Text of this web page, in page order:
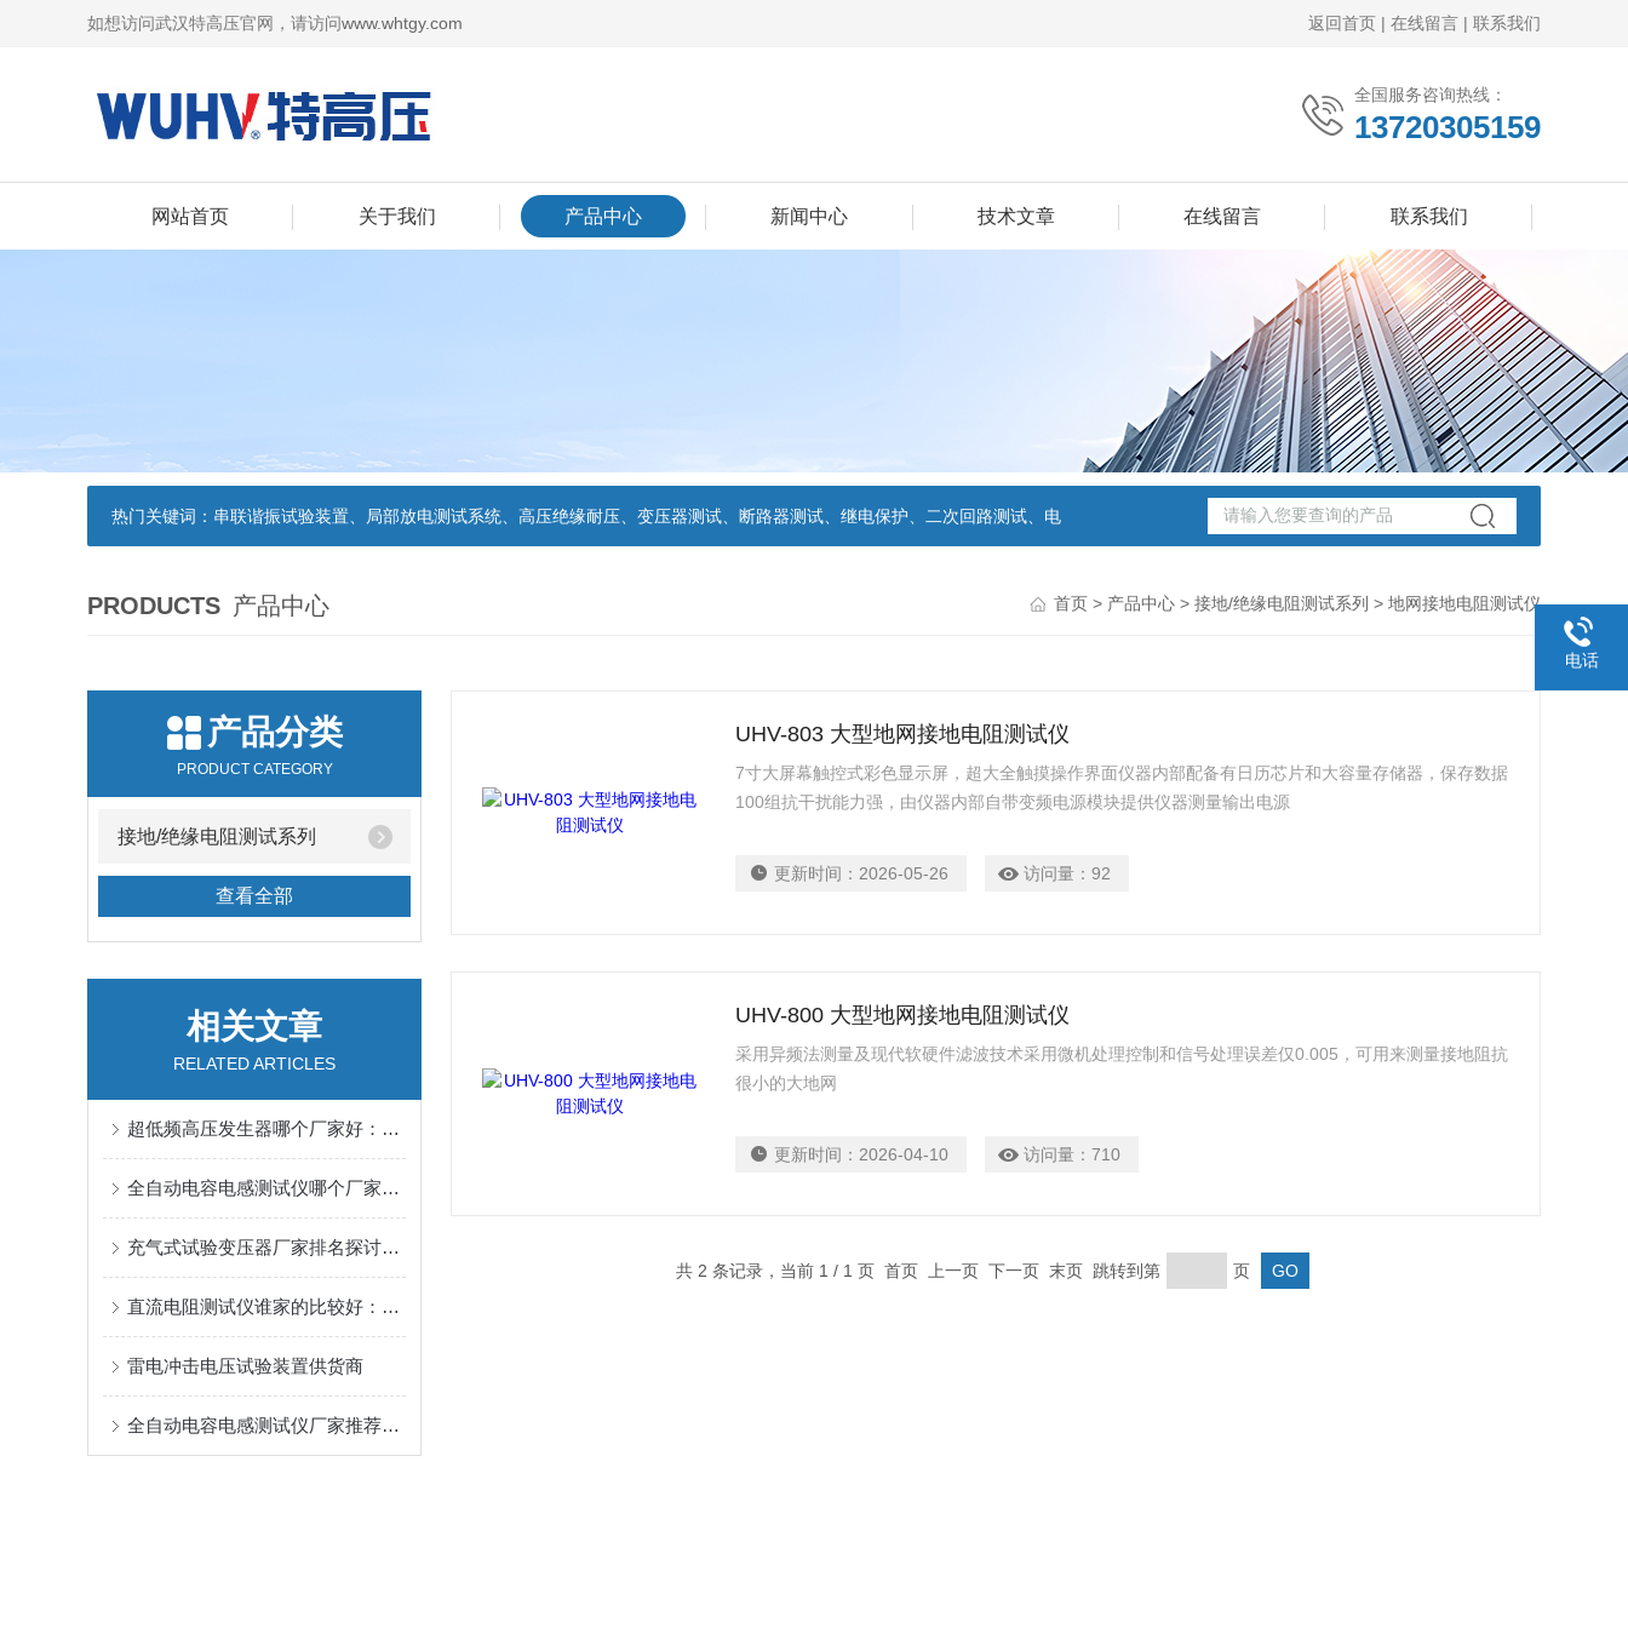
如想访问武汉特高压官网，请访问www.whtgy.com 返回首页 | 在线留言 | 联系我们
全国服务咨询热线：
13720305159
网站首页 关于我们 产品中心 新闻中心 技术文章 在线留言 联系我们
热门关键词： 串联谐振试验装置、局部放电测试系统、高压绝缘耐压、变压器测试、断路器测试、继电保护、二次回路测试、电
PRODUCTS 产品中心 首页 > 产品中心 > 接地/绝缘电阻测试系列 > 地网接地电阻测试仪
产品分类
PRODUCT CATEGORY
接地/绝缘电阻测试系列
查看全部
相关文章
RELATED ARTICLES
超低频高压发生器哪个厂家好：为何这家企业的解决方案备受青睐？
全自动电容电感测试仪哪个厂家好：从产品性能到售后服务的平衡考量
充气式试验变压器厂家排名探讨：武汉特高压的产品演进与服务支持
直流电阻测试仪谁家的比较好：武汉特高压直流电阻测试仪获用户认可
雷电冲击电压试验装置供货商
全自动电容电感测试仪厂家推荐：解读武汉特高压测试方案的价值迁移
UHV-803 大型地网接地电阻测试仪
7寸大屏幕触控式彩色显示屏，超大全触摸操作界面仪器内部配备有日历芯片和大容量存储器，保存数据
100组抗干扰能力强，由仪器内部自带变频电源模块提供仪器测量输出电源
更新时间： 2026-05-26 访问量：92
UHV-800 大型地网接地电阻测试仪
采用异频法测量及现代软硬件滤波技术采用微机处理控制和信号处理误差仅0.005，可用来测量接地阻抗
很小的大地网
更新时间： 2026-04-10 访问量：710
共 2 条记录，当前 1 / 1 页 首页 上一页 下一页 末页 跳转到第 页
电话